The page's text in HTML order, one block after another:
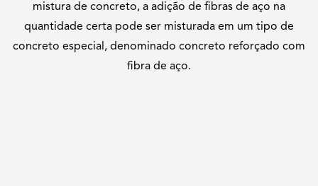
mistura de concreto, a adição de fibras de aço na
quantidade certa pode ser misturada em um tipo de
concreto especial, denominado concreto reforçado com
fibra de aço.